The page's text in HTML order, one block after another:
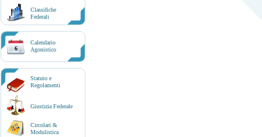
Classifiche
Federali
6
Calendario
Agonistico
Statuto e
Regolamenti
Giustizia Federale
Circolari &
Modulistica